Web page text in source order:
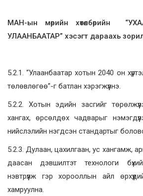
МАН-ын мөрийн хөтөлбөрийн
УЛААНБААТАР” хэсэгт дараахь
5.2.1. “Улаанбаатар хотын 2040 он
төлөвлөгөө”-г батлан хэрэгжүүлнэ.
5.2.2. Хотын эдийн засгийг
хангах, өрсөлдөх чадварыг
нийслэлийн нэгдсэн стандартыг
5.2.3. Дулаан, цахилгаан, ус хангамж,
даасан дэвшилтэт технологи
нэвтрүүлж гэр хорооллын айл
хамруулна.